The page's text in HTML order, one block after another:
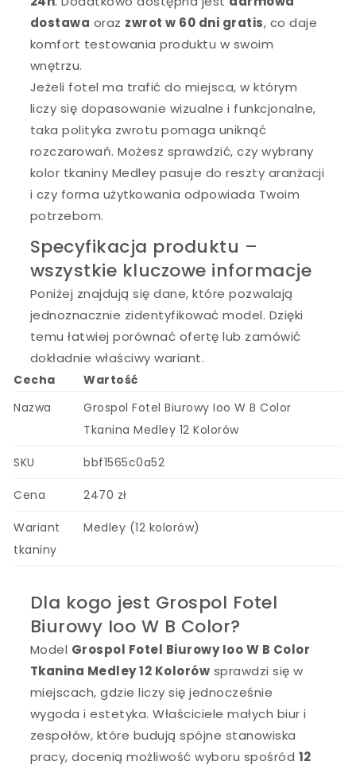
dostawa oraz zwrot w 60 dni gratis, co daje
komfort testowania produktu w swoim
wnętrzu.
Jeżeli fotel ma trafić do miejsca, w którym
liczy się dopasowanie wizualne i funkcjonalne,
taka polityka zwrotu pomaga uniknąć
rozczarowań. Możesz sprawdzić, czy wybrany
kolor tkaniny Medley pasuje do reszty aranżacji
i czy forma użytkowania odpowiada Twoim
potrzebom.
Specyfikacja produktu –
wszystkie kluczowe informacje
Poniżej znajdują się dane, które pozwalają
jednoznacznie zidentyfikować model. Dzięki
temu łatwiej porównać ofertę lub zamówić
dokładnie właściwy wariant.
Cecha
Wartość
Nazwa
Grospol Fotel Biurowy Ioo W B Color
Tkanina Medley 12 Kolorów
SKU bbf1565c0a52
Cena 2470 zł
Wariant
tkaniny
Medley (12 kolorów)
Dla kogo jest Grospol Fotel
Biurowy Ioo W B Color?
Model Grospol Fotel Biurowy Ioo W B Color
Tkanina Medley 12 Kolorów sprawdzi się w
miejscach, gdzie liczy się jednocześnie
wygoda i estetyka. Właściciele małych biur i
zespołów, które budują spójne stanowiska
pracy, docenią możliwość wyboru spośród 12